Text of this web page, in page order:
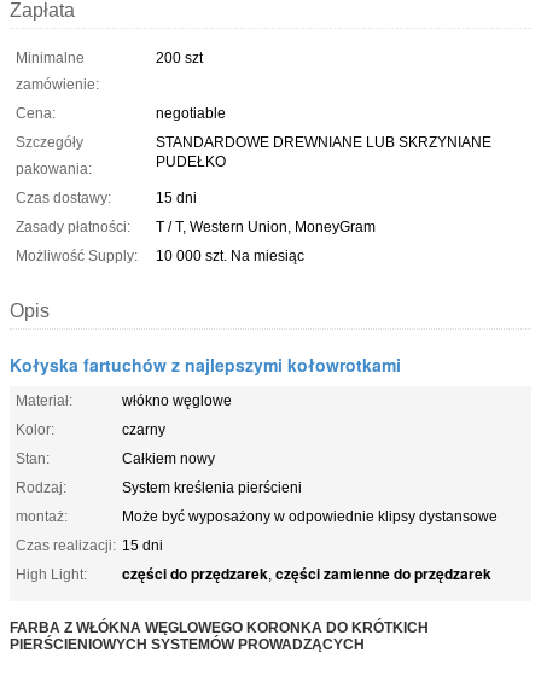
Zapłata
Minimalne
zamówienie:
200 szt
Cena:
negotiable
Szczegóły
pakowania:
STANDARDOWE DREWNIANE LUB SKRZYNIANE
PUDEŁKO
Czas dostawy:
15 dni
Zasady płatności:
T / T, Western Union, MoneyGram
Możliwość Supply:
10 000 szt. Na miesiąc
Opis
Kołyska fartuchów z najlepszymi kołowrotkami
Materiał:
włókno węglowe
Kolor:
czarny
Stan:
Całkiem nowy
Rodzaj:
System kreślenia pierścieni
montaż:
Może być wyposażony w odpowiednie klipsy dystansowe
Czas realizacji: 15 dni
High Light:
części do przędzarek, części zamienne do przędzarek
FARBA Z WŁÓKNA WĘGLOWEGO KORONKA DO KRÓTKICH
PIERŚCIENIOWYCH SYSTEMÓW PROWADZĄCYCH